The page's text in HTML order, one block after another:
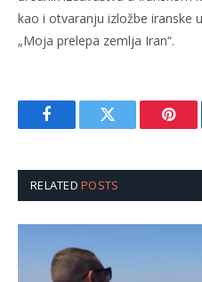
kao i otvaranju izložbe iranske
„Moja prelepa zemlja Iran“.
FacebookTwitter
RELATEDPOSTS